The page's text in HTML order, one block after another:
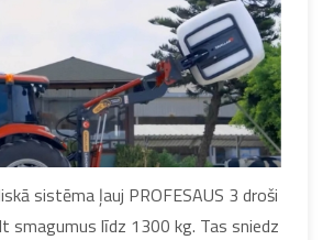
sistēma ļauj PROFESAUS 3 droši
smagumus līdz 1300 kg. Tas sniedz